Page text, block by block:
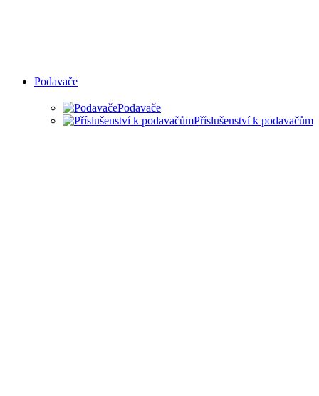
Podavače
Podavače
Příslušenství k podavačům